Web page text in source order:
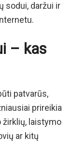
sodui, daržui ir
– kas
patvarūs,
prireikia
žirklių, laistymo
ar kitų